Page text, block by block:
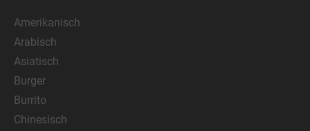
Amerikanisch
Arabisch
Asiatisch
Burger
Burrito
Chinesisch